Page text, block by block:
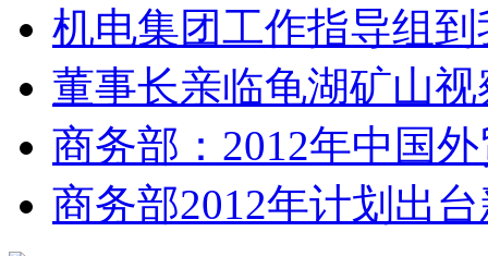
机电集团工作指导组
董事长亲临龟湖矿山视
商务部：2012年中国
商务部2012年计划出